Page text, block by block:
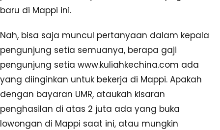
baru di Mappi ini.
Nah, bisa saja muncul pertanyaan dalam kepala
pengunjung setia semuanya, berapa gaji
pengunjung setia www.kuliahkechina.com ada
yang diinginkan untuk bekerja di Mappi. Apakah
dengan bayaran UMR, ataukah kisaran
penghasilan di atas 2 juta ada yang buka
lowongan di Mappi saat ini, atau mungkin